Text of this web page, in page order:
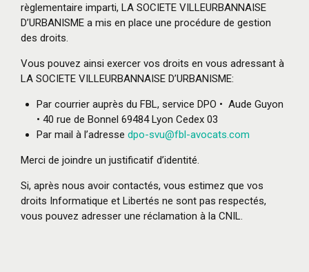
règlementaire imparti, LA SOCIETE VILLEURBANNAISE
D’URBANISME a mis en place une procédure de gestion
des droits.
Vous pouvez ainsi exercer vos droits en vous adressant à
LA SOCIETE VILLEURBANNAISE D’URBANISME:
Par courrier auprès du FBL, service DPO • Aude Guyon
• 40 rue de Bonnel 69484 Lyon Cedex 03
Par mail à l’adresse dpo-svu@fbl-avocats.com
Merci de joindre un justificatif d’identité.
Si, après nous avoir contactés, vous estimez que vos
droits Informatique et Libertés ne sont pas respectés,
vous pouvez adresser une réclamation à la CNIL.